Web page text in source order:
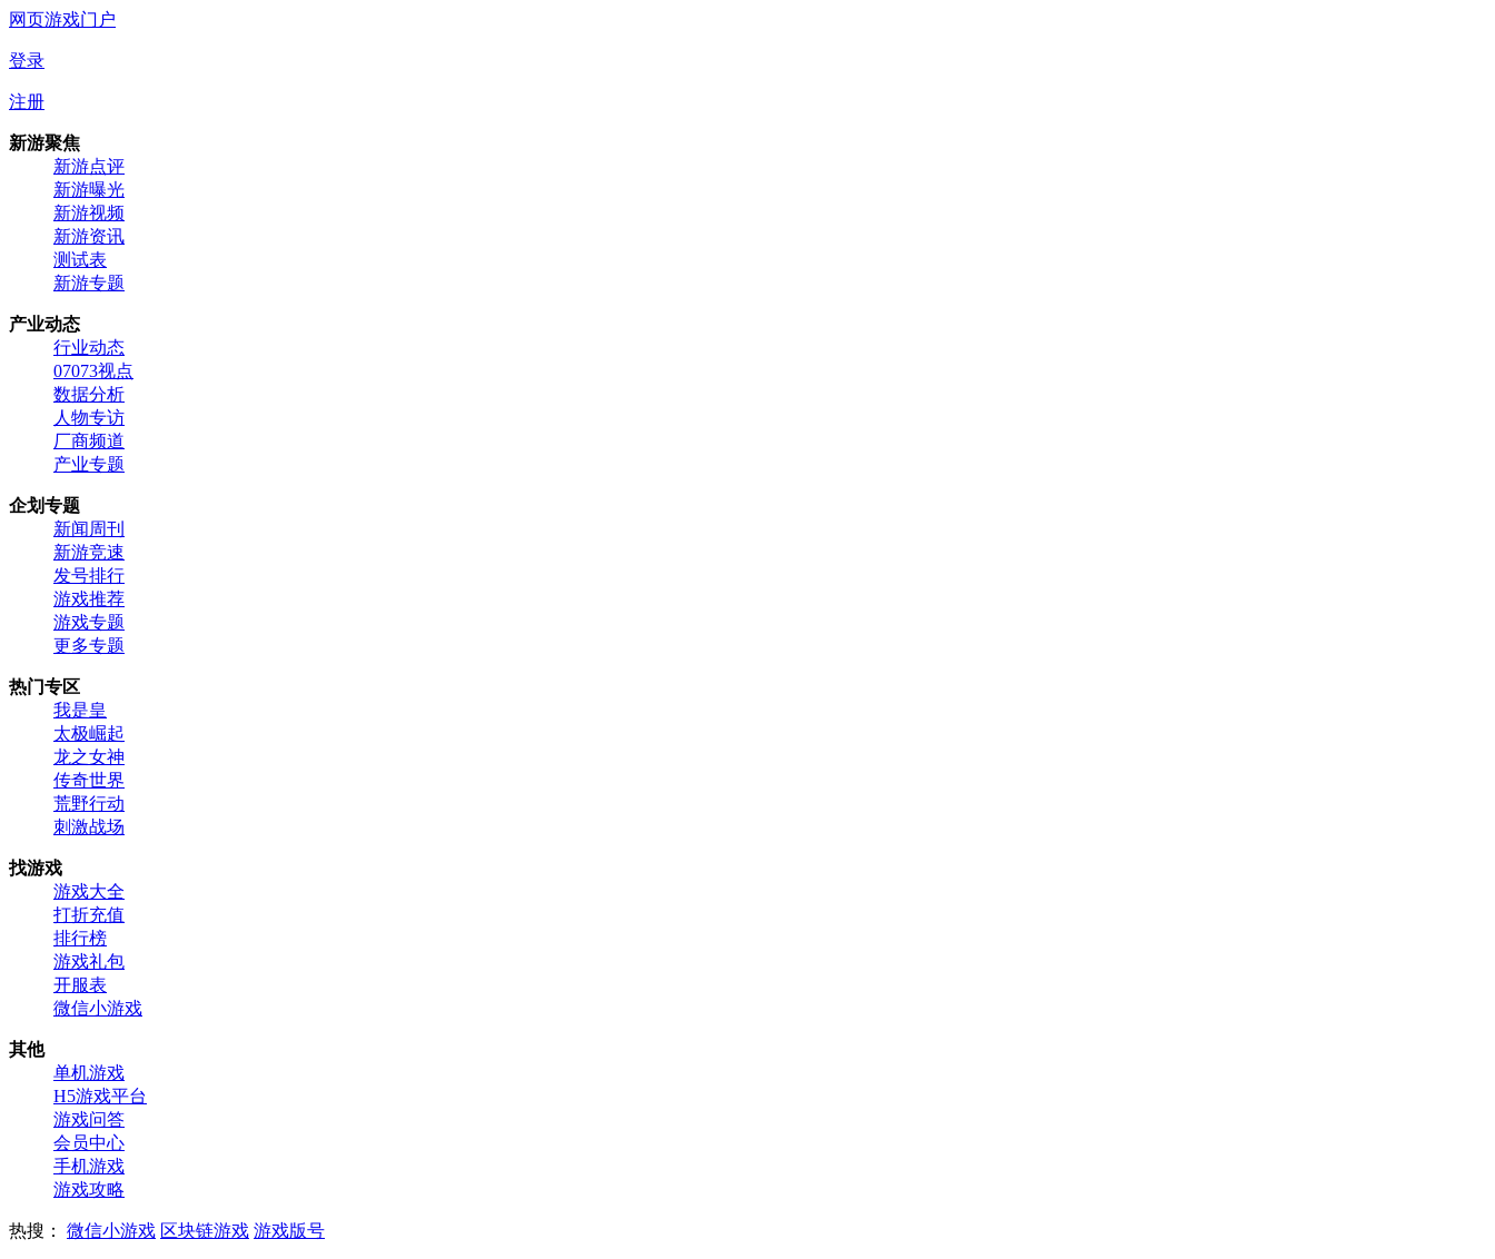
网页游戏门户
登录
注册
新游聚焦
新游点评
新游曝光
新游视频
新游资讯
测试表
新游专题
产业动态
行业动态
07073视点
数据分析
人物专访
厂商频道
产业专题
企划专题
新闻周刊
新游竞速
发号排行
游戏推荐
游戏专题
更多专题
热门专区
我是皇
太极崛起
龙之女神
传奇世界
荒野行动
刺激战场
找游戏
游戏大全
打折充值
排行榜
游戏礼包
开服表
微信小游戏
其他
单机游戏
H5游戏平台
游戏问答
会员中心
手机游戏
游戏攻略
热搜： 微信小游戏 区块链游戏 游戏版号